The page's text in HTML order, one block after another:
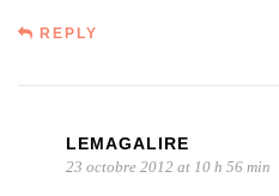
REPLY
LEMAGALIRE
23 octobre 2012 at 10 h 56 min